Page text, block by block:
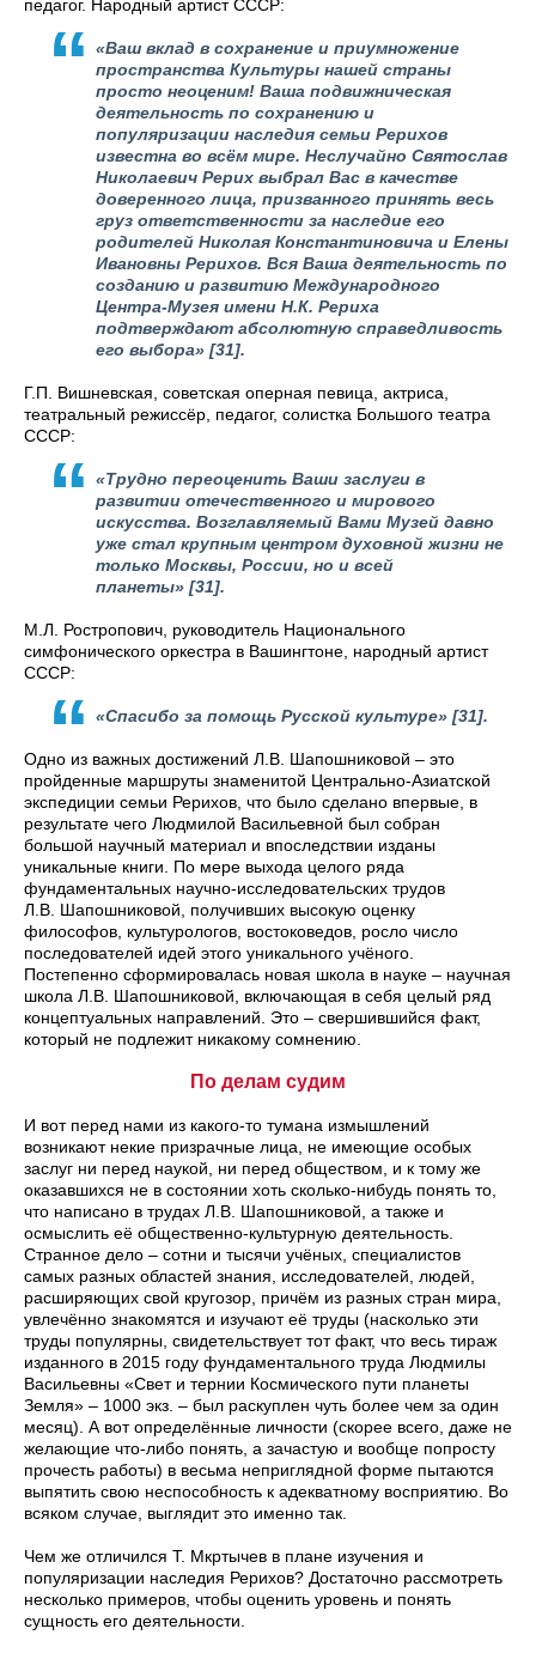
педагог. Народный артист СССР:
«Ваш вклад в сохранение и приумножение
пространства Культуры нашей страны
просто неоценим! Ваша подвижническая
деятельность по сохранению и
популяризации наследия семьи Рерихов
известна во всём мире. Неслучайно Святослав
Николаевич Рерих выбрал Вас в качестве
доверенного лица, призванного принять весь
груз ответственности за наследие его
родителей Николая Константиновича и Елены
Ивановны Рерихов. Вся Ваша деятельность по
созданию и развитию Международного
Центра-Музея имени Н.К. Рериха
подтверждают абсолютную справедливость
его выбора» [31].
Г.П. Вишневская, советская оперная певица, актриса,
театральный режиссёр, педагог, солистка Большого театра
СССР:
«Трудно переоценить Ваши заслуги в
развитии отечественного и мирового
искусства. Возглавляемый Вами Музей давно
уже стал крупным центром духовной жизни не
только Москвы, России, но и всей
планеты» [31].
М.Л. Ростропович, руководитель Национального
симфонического оркестра в Вашингтоне, народный артист
СССР:
«Спасибо за помощь Русской культуре» [31].
Одно из важных достижений Л.В. Шапошниковой – это
пройденные маршруты знаменитой Центрально-Азиатской
экспедиции семьи Рерихов, что было сделано впервые, в
результате чего Людмилой Васильевной был собран
большой научный материал и впоследствии изданы
уникальные книги. По мере выхода целого ряда
фундаментальных научно-исследовательских трудов
Л.В. Шапошниковой, получивших высокую оценку
философов, культурологов, востоковедов, росло число
последователей идей этого уникального учёного.
Постепенно сформировалась новая школа в науке – научная
школа Л.В. Шапошниковой, включающая в себя целый ряд
концептуальных направлений. Это – свершившийся факт,
который не подлежит никакому сомнению.
По делам судим
И вот перед нами из какого-то тумана измышлений
возникают некие призрачные лица, не имеющие особых
заслуг ни перед наукой, ни перед обществом, и к тому же
оказавшихся не в состоянии хоть сколько-нибудь понять то,
что написано в трудах Л.В. Шапошниковой, а также и
осмыслить её общественно-культурную деятельность.
Странное дело – сотни и тысячи учёных, специалистов
самых разных областей знания, исследователей, людей,
расширяющих свой кругозор, причём из разных стран мира,
увлечённо знакомятся и изучают её труды (насколько эти
труды популярны, свидетельствует тот факт, что весь тираж
изданного в 2015 году фундаментального труда Людмилы
Васильевны «Свет и тернии Космического пути планеты
Земля» – 1000 экз. – был раскуплен чуть более чем за один
месяц). А вот определённые личности (скорее всего, даже не
желающие что-либо понять, а зачастую и вообще попросту
прочесть работы) в весьма неприглядной форме пытаются
выпятить свою неспособность к адекватному восприятию. Во
всяком случае, выглядит это именно так.
Чем же отличился Т. Мкртычев в плане изучения и
популяризации наследия Рерихов? Достаточно рассмотреть
несколько примеров, чтобы оценить уровень и понять
сущность его деятельности.